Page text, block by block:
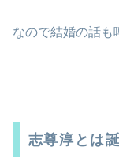
なので結婚の話も
志尊淳とは